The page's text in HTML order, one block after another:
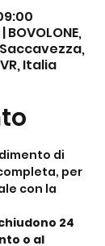
BOVOLONE,
Italia
di
per
con la
24
o al